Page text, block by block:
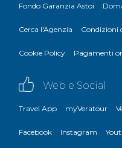
Fondo Garanzia Astoi
Cerca l'Agenzia Condizioni
Cookie Policy Pagamenti
Web e Social
Travel App myVeratour
Facebook Instagram